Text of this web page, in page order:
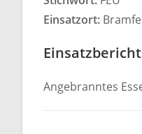
Einsatzort:
Angebranntes